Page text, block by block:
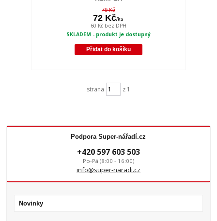
79 Kč
72 Kč/ks
60 Kč bez DPH
SKLADEM - produkt je dostupný
Přidat do košíku
strana z 1
Podpora Super-nářadí.cz
+420 597 603 503
Po-Pá (8:00 - 16:00)
info@super-naradi.cz
Novinky